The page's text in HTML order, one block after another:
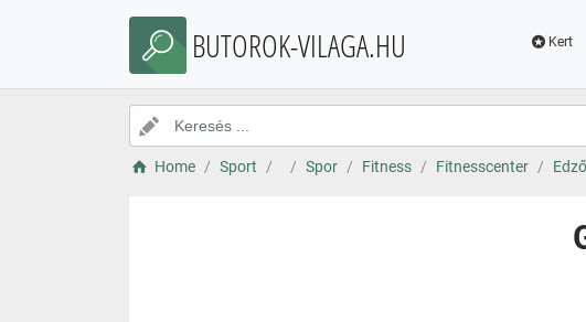
BUTOROK-VILAGA.HU Kert
Home Sport Spor Fitness Fitnesscenter